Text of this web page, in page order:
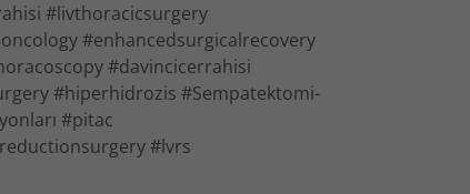
#livthoracicsurgery
#enhancedsurgicalrecovery
#davincicerrahisi
#hiperhidrozis #Sempatektomi-
#pitac
#lvrs